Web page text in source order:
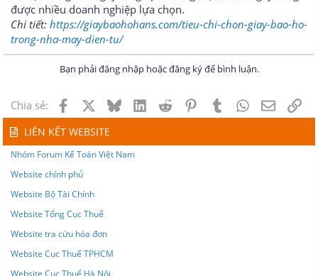
được nhiều doanh nghiệp lựa chọn.
Chi tiết: https://giaybaohohans.com/tieu-chi-chon-giay-bao-ho-
trong-nha-may-dien-tu/
Bạn phải đăng nhập hoặc đăng ký để bình luận.
Chia sẻ: Facebook BlueskyLinkedInReddit PinterestTumblrWhatsApp
Email
LIÊN KẾT WEBSITE
Nhóm Forum Kế Toán Việt Nam
Website chính phủ
Website Bộ Tài Chính
Website Tổng Cục Thuế
Website tra cứu hóa đơn
Website Cục Thuế TPHCM